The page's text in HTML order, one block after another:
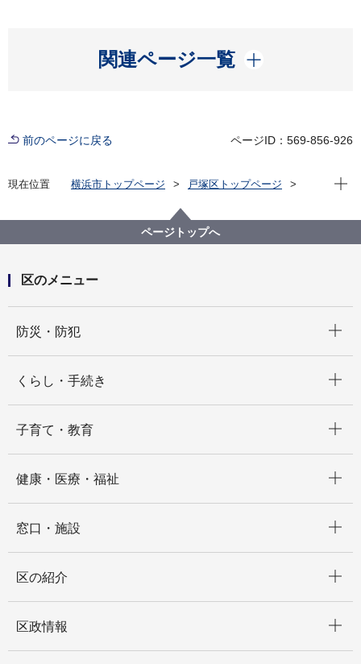
関連ページ一覧
開く
前のページに戻る ページID：569-856-926
現在位置 横浜市トップページ
戸塚区トップページ
戸塚ふれあい区民まつり
現在
ページトップへ
区のメニュー
防災・防犯
くらし・手続き
子育て・教育
健康・医療・福祉
窓口・施設
区の紹介
区政情報